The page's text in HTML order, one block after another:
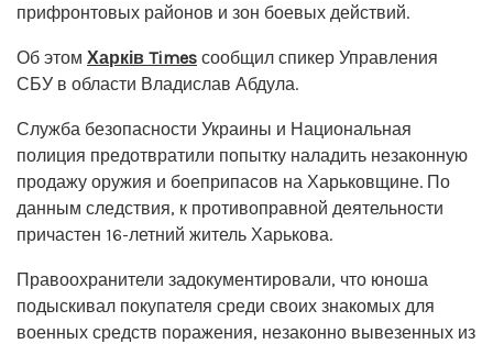
прифронтовых районов и зон боевых действий.
Об этом Харків Times сообщил спикер Управления
СБУ в области Владислав Абдула.
Служба безопасности Украины и Национальная
полиция предотвратили попытку наладить незаконную
продажу оружия и боеприпасов на Харьковщине. По
данным следствия, к противоправной деятельности
причастен 16-летний житель Харькова.
Правоохранители задокументировали, что юноша
подыскивал покупателя среди своих знакомых для
военных средств поражения, незаконно вывезенных из